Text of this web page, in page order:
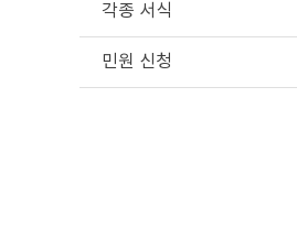
각종 서식
민원 신청